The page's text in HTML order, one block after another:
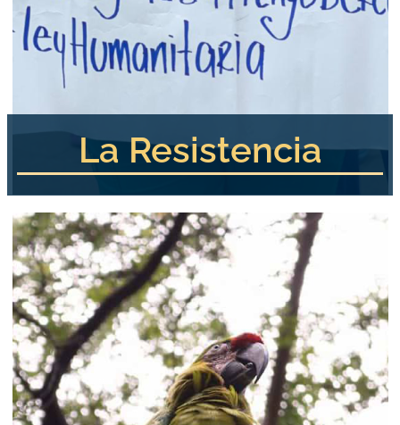
La Resistencia